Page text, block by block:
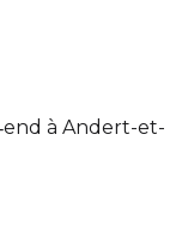
à Andert-et-